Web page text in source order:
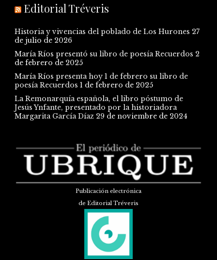
Editorial Tréveris
Historia y vivencias del poblado de Los Hurones 27
de julio de 2026
María Ríos presentó su libro de poesía Recuerdos 2
de febrero de 2025
María Ríos presenta hoy 1 de febrero su libro de
poesía Recuerdos 1 de febrero de 2025
La Remonarquía española, el libro póstumo de
Jesús Ynfante, presentado por la historiadora
Margarita García Díaz 29 de noviembre de 2024
Publicación electrónica
de Editorial Tréveris